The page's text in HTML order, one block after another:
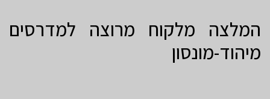
המלצה מלקוח מרוצה למדרסים
מיהוד-מונסון